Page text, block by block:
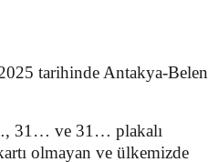
tarihinde Antakya-Belen
31… ve 31… plakalı
olmayan ve ülkemizde